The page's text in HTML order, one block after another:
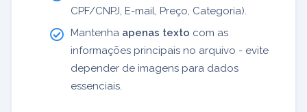
CPF/CNPJ, E-mail, Preço, Categoria).
Mantenha apenas texto com as
informações principais no arquivo - evite
depender de imagens para dados
essenciais.